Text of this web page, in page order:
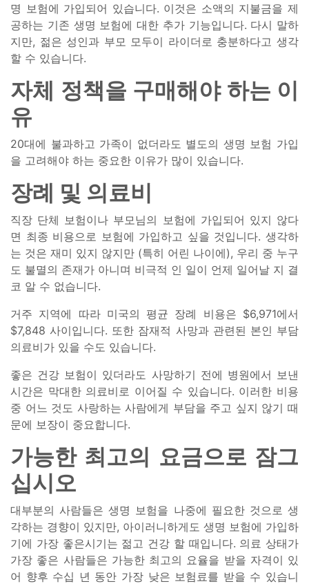
명 보험에 가입되어 있습니다. 이것은 소액의 지불금을 제
공하는 기존 생명 보험에 대한 추가 기능입니다. 다시 말하
지만, 젊은 성인과 부모 모두이 라이더로 충분하다고 생각
할 수 있습니다.
자체 정책을 구매해야 하는 이
유
20대에 불과하고 가족이 없더라도 별도의 생명 보험 가입
을 고려해야 하는 중요한 이유가 많이 있습니다.
장례 및 의료비
직장 단체 보험이나 부모님의 보험에 가입되어 있지 않다
면 최종 비용으로 보험에 가입하고 싶을 것입니다. 생각하
는 것은 재미 있지 않지만 (특히 어린 나이에), 우리 중 누구
도 불멸의 존재가 아니며 비극적 인 일이 언제 일어날 지 결
코 알 수 없습니다.
거주 지역에 따라 미국의 평균 장례 비용은 $6,971에서
$7,848 사이입니다. 또한 잠재적 사망과 관련된 본인 부담
의료비가 있을 수도 있습니다.
좋은 건강 보험이 있더라도 사망하기 전에 병원에서 보낸
시간은 막대한 의료비로 이어질 수 있습니다. 이러한 비용
중 어느 것도 사랑하는 사람에게 부담을 주고 싶지 않기 때
문에 보장이 중요합니다.
가능한 최고의 요금으로 잠그
십시오
대부분의 사람들은 생명 보험을 나중에 필요한 것으로 생
각하는 경향이 있지만, 아이러니하게도 생명 보험에 가입하
기에 가장 좋은시기는 젊고 건강 할 때입니다. 의료 상태가
가장 좋은 사람들은 가능한 최고의 요율을 받을 자격이 있
어 향후 수십 년 동안 가장 낮은 보험료를 받을 수 있습니